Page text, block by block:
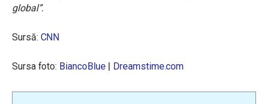
global”.
Sursă: CNN
Sursa foto: BiancoBlue | Dreamstime.com